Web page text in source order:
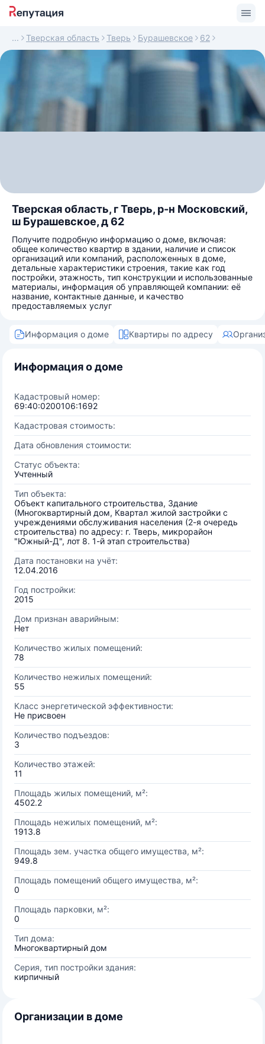
Тверская область Тверь Бурашевское 62
Тверская область, г Тверь, р-н Московский,
ш Бурашевское, д 62
Получите подробную информацию о доме, включая:
общее количество квартир в здании, наличие и список
организаций или компаний, расположенных в доме,
детальные характеристики строения, такие как год
постройки, этажность, тип конструкции и использованные
материалы, информация об управляющей компании: её
название, контактные данные, и качество
предоставляемых услуг
Информация о доме Квартиры по адресу
Информация о доме
Кадастровый номер:
69:40:0200106:1692
Кадастровая стоимость:
Дата обновления стоимости:
Статус объекта:
Учтенный
Тип объекта:
Объект капитального строительства, Здание
(Многоквартирный дом, Квартал жилой застройки с
учреждениями обслуживания населения (2-я очередь
строительства) по адресу: г. Тверь, микрорайон
"Южный-Д", лот 8. 1-й этап строительства)
Дата постановки на учёт:
12.04.2016
Год постройки:
2015
Дом признан аварийным:
Нет
Количество жилых помещений:
78
Количество нежилых помещений:
55
Класс энергетической эффективности:
Не присвоен
Количество подъездов:
3
Количество этажей:
11
Площадь жилых помещений, м²:
4502.2
Площадь нежилых помещений, м²:
1913.8
Площадь зем. участка общего имущества, м²:
949.8
Площадь помещений общего имущества, м²:
0
Площадь парковки, м²:
0
Тип дома:
Многоквартирный дом
Серия, тип постройки здания:
кирпичный
Организации в доме